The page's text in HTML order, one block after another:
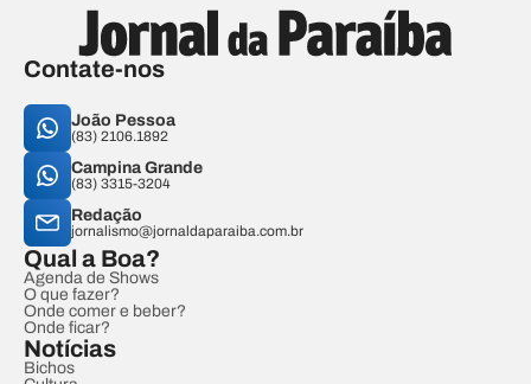
Contate-nos
João Pessoa
(83) 2106.1892
Campina Grande
(83) 3315-3204
Redação
jornalismo@jornaldaparaiba.com.br
Qual a Boa?
Agenda de Shows
O que fazer?
Onde comer e beber?
Onde ficar?
Notícias
Bichos